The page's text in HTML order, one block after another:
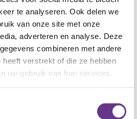
te analyseren. Ook delen we
van onze site met onze
adverteren en analyse. Deze
combineren met andere
heeft verstrekt of die ze hebben
uw gebruik van hun services.
Hierin wordt verwezen
die je kunt gebruiken
beperking laten
je aansluit op hun
Wat al bekend is,
Wat vind je hiervan?